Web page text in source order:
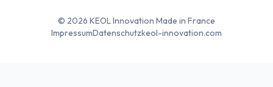
© 2026 KEOL Innovation Made in France
ImpressumDatenschutzkeol-innovation.com